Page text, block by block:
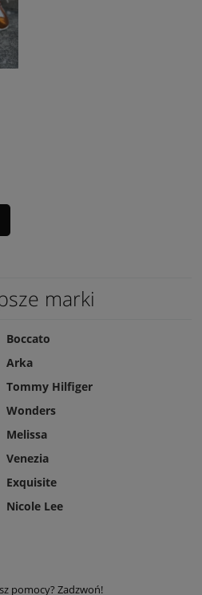
marki
Boccato
Arka
Tommy Hilfiger
Wonders
Melissa
Venezia
Exquisite
Nicole Lee
pomocy? Zadzwoń!